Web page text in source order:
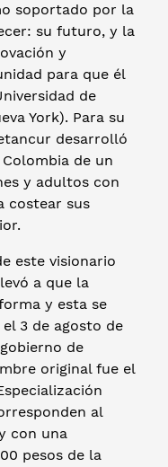
soportado por la
su futuro, y la
y
para que él
de
York). Para su
desarrolló
de un
y adultos con
costear sus
este visionario
a que la
y esta se
3 de agosto de
de
original fue el
al
con una
pesos de la